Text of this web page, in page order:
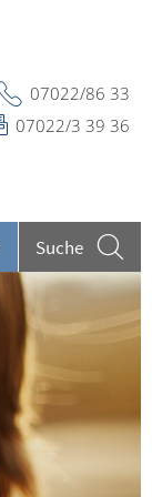
Suche
07022/86 33
07022/3 39 36